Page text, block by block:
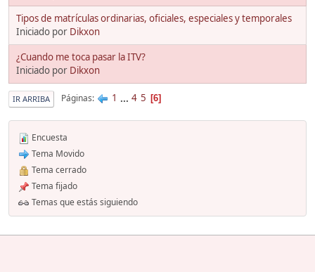
Tipos de matrículas ordinarias, oficiales, especiales y temporales
Iniciado por Dikxon
¿Cuando me toca pasar la ITV?
Iniciado por Dikxon
IR ARRIBA Páginas 1 ... 4 5 6
Encuesta
Tema Movido
Tema cerrado
Tema fijado
Temas que estás siguiendo